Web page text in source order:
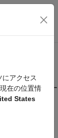
ョン メ
計
ィス、設計パター
ロック信号お
とができま
アクセス
在の位置情
States